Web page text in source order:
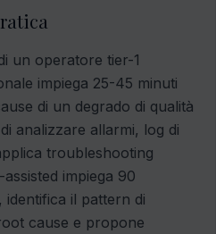
un operatore tier-1
impiega 25-45 minuti
di un degrado di qualità
analizzare allarmi, log di
troubleshooting
impiega 90
identifica il pattern di
cause e propone